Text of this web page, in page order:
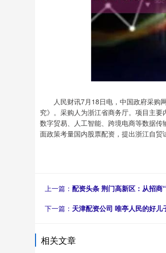
人民财讯7月18日电，中国政府采购网
究》。采购人为浙江省商务厅。项目主
数字贸易、人工智能、跨境电商等数据
面政策考量国内股票配资，提出浙江自贸
上一篇： 配资头条 荆门高新区：从招商
下一篇： 天津配资公司 唯亭人民的好
相关文章